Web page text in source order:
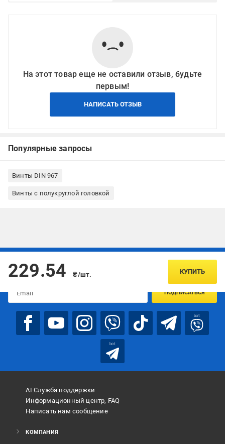
На этот товар еще не оставили отзыв, будьте
первым!
НАПИСАТЬ ОТЗЫВ
Популярные запросы
Винты DIN 967
Винты с полукруглой головкой
229.54 ₴/шт. КУПИТЬ
Подписывайтесь, чтобы узнавать первым об акцияx и
ПОДПИСАТЬСЯ
bot
bot
AI Служба поддержки
Информационный центр, FAQ
Написать нам сообщение
КОМПАНИЯ